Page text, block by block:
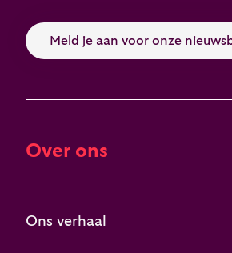
Meld je aan voor onze
Over ons
Ons verhaal